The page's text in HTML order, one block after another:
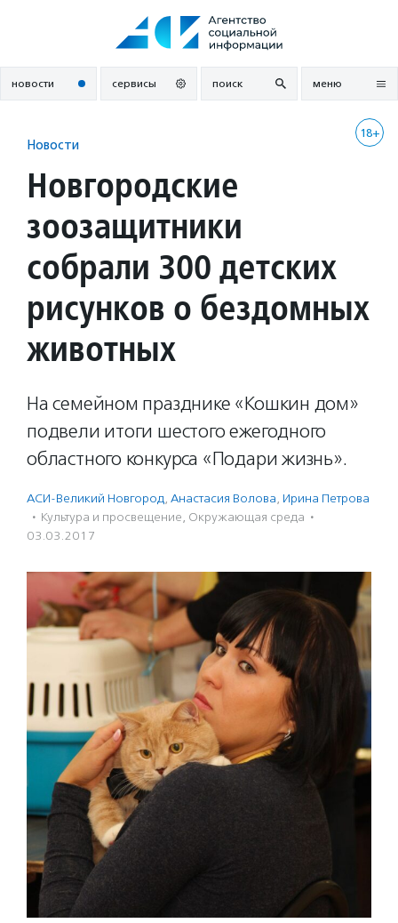
новости сервисы поиск меню
18+
Новости
Новгородские
зоозащитники
собрали 300 детских
рисунков о бездомных
животных
На семейном празднике «Кошкин дом»
подвели итоги шестого ежегодного
областного конкурса «Подари жизнь».
АСИ-Великий Новгород, Анастасия Волова, Ирина Петрова
· Культура и просвещение, Окружающая среда ·
03.03.2017